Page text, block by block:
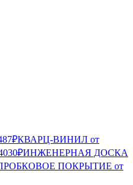
КВАРЦ-ВИНИЛ от
ИНЖЕНЕРНАЯ ДОСКА
ПОКРЫТИЕ от